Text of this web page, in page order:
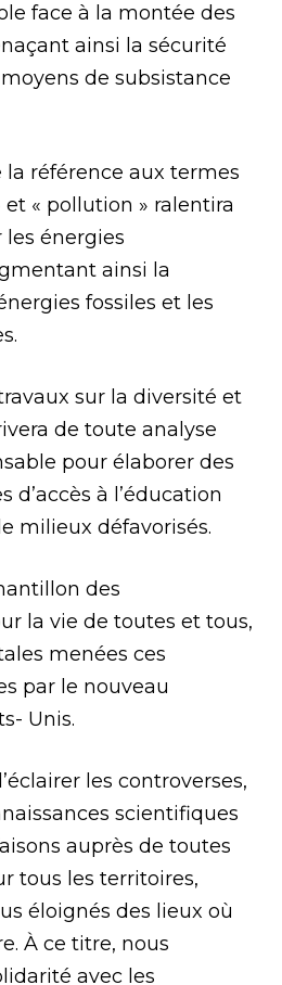
face à la montée des
ainsi la sécurité
de subsistance
la référence aux termes
et « pollution » ralentira
les énergies
ainsi la
fossiles et les
sur la diversité et
de toute analyse
pour élaborer des
d’accès à l’éducation
milieux défavorisés.
des
la vie de toutes et tous,
menées ces
par le nouveau
Unis.
les controverses,
scientifiques
auprès de toutes
tous les territoires,
éloignés des lieux où
À ce titre, nous
avec les